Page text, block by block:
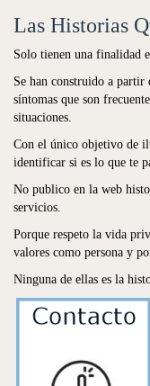
Las Historias
Solo tienen una finalidad
Se han construido a partir
síntomas que son
situaciones.
Con el único objetivo de
identificar si es lo que te
No publico en la web
servicios.
Porque respeto la vida
valores como persona y
Ninguna de ellas es la